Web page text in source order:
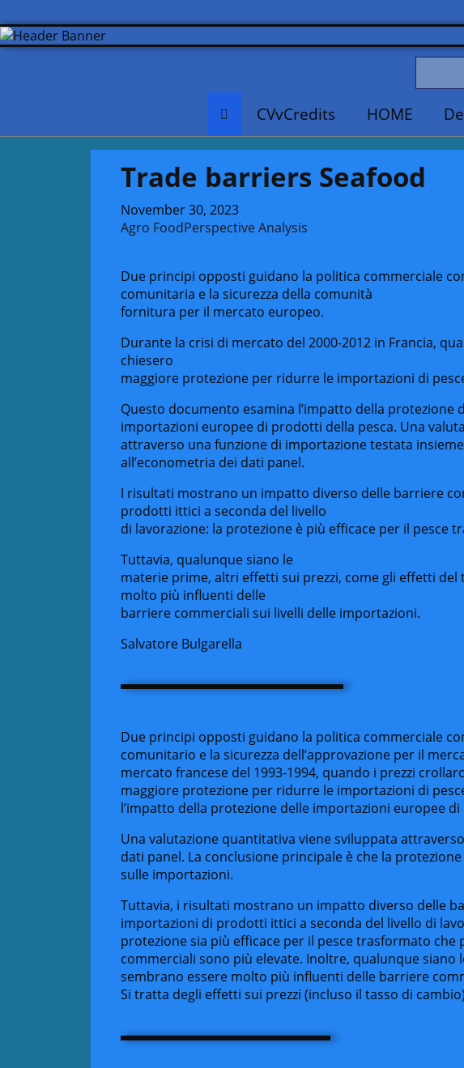
CVvCredits HOME
Trade barriers Seafood
November 30, 2023
Agro FoodPerspective Analysis
Due principi opposti guidano la politica commerciale
comunitaria e la sicurezza della comunità
fornitura per il mercato europeo.
Durante la crisi di mercato del 2000-2012 in Francia,
chiesero
maggiore protezione per ridurre le importazioni di
Questo documento esamina l’impatto della protezione
importazioni europee di prodotti della pesca. Una
attraverso una funzione di importazione testata insieme
all’econometria dei dati panel.
I risultati mostrano un impatto diverso delle barriere
prodotti ittici a seconda del livello
di lavorazione: la protezione è più efficace per il pesce
Tuttavia, qualunque siano le
materie prime, altri effetti sui prezzi, come gli effetti del
molto più influenti delle
barriere commerciali sui livelli delle importazioni.
Salvatore Bulgarella
Due principi opposti guidano la politica commerciale
comunitario e la sicurezza dell’approvazione per il
mercato francese del 1993-1994, quando i prezzi
maggiore protezione per ridurre le importazioni di
l’impatto della protezione delle importazioni europee
Una valutazione quantitativa viene sviluppata
dati panel. La conclusione principale è che la
sulle importazioni.
Tuttavia, i risultati mostrano un impatto diverso delle
importazioni di prodotti ittici a seconda del livello di
protezione sia più efficace per il pesce trasformato
commerciali sono più elevate. Inoltre, qualunque
sembrano essere molto più influenti delle barriere
Si tratta degli effetti sui prezzi (incluso il tasso di